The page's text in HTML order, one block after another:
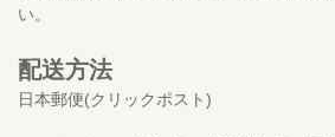
い。
配送方法
日本郵便(クリックポスト)